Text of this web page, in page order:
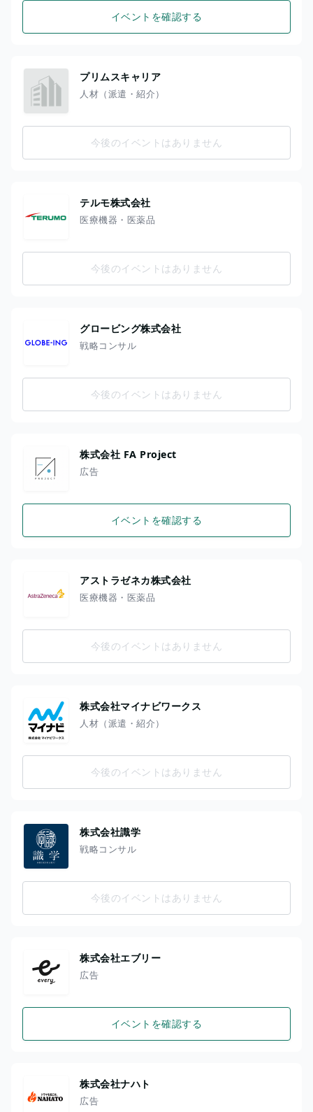
イベントを確認する
プリムスキャリア
人材（派遣・紹介）
今後のイベントはありません
テルモ株式会社
医療機器・医薬品
今後のイベントはありません
グロービング株式会社
戦略コンサル
今後のイベントはありません
株式会社 FA Project
広告
イベントを確認する
アストラゼネカ株式会社
医療機器・医薬品
今後のイベントはありません
株式会社マイナビワークス
人材（派遣・紹介）
今後のイベントはありません
株式会社識学
戦略コンサル
今後のイベントはありません
株式会社エブリー
広告
イベントを確認する
株式会社ナハト
広告